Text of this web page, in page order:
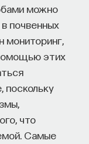
можно
почвенных
мониторинг,
этих
поскольку
что
Самые